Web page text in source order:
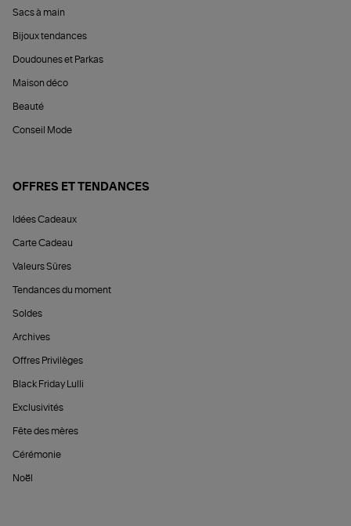
Sacs à main
Bijoux tendances
Doudounes et Parkas
Maison déco
Beauté
Conseil Mode
OFFRES ET TENDANCES
Idées Cadeaux
Carte Cadeau
Valeurs Sûres
Tendances du moment
Soldes
Archives
Offres Privilèges
Black Friday Lulli
Exclusivités
Fête des mères
Cérémonie
Noël